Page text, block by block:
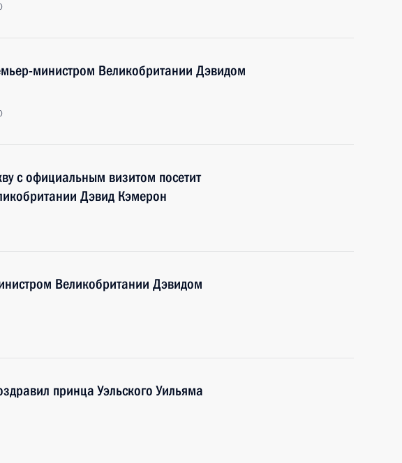
министром Великобритании Дэвидом
с официальным визитом посетит
Дэвид Кэмерон
Великобритании Дэвидом
принца Уэльского Уильяма